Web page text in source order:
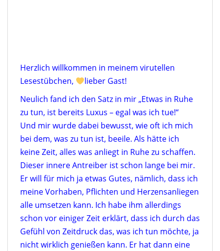
Herzlich willkommen in meinem virutellen
Lesestübchen,
lieber Gast!
Neulich fand ich den Satz in mir „Etwas in Ruhe
zu tun, ist bereits Luxus – egal was ich tue!“
Und mir wurde dabei bewusst, wie oft ich mich
bei dem, was zu tun ist, beeile. Als hätte ich
keine Zeit, alles was anliegt in Ruhe zu schaffen.
Dieser innere Antreiber ist schon lange bei mir.
Er will für mich ja etwas Gutes, nämlich, dass ich
meine Vorhaben, Pflichten und Herzensanliegen
alle umsetzen kann. Ich habe ihm allerdings
schon vor einiger Zeit erklärt, dass ich durch das
Gefühl von Zeitdruck das, was ich tun möchte, ja
nicht wirklich genießen kann. Er hat dann eine